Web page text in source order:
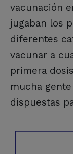
vacunación
jugaban los
diferentes
vacunar a
primera
mucha
dispuestas